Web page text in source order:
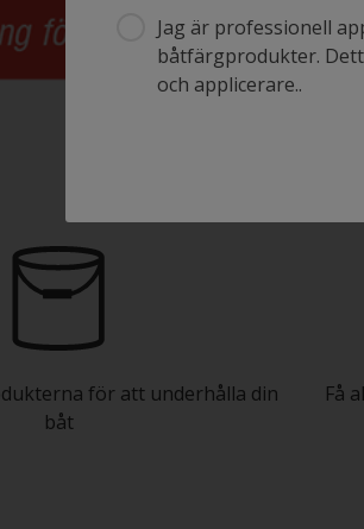
Jag är professionell
båtfärgprodukter.
och applicerare..
för att underhålla din
båt
Få